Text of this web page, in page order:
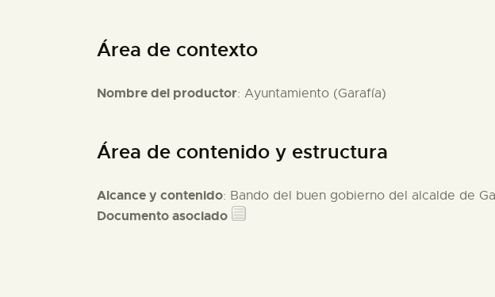
Área de contexto
Nombre del productor: Ayuntamiento (Garafía)
Área de contenido y estructura
Alcance y contenido: Bando del buen gobierno del alcalde de
Documento asociado